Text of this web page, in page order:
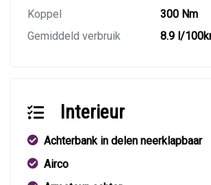
Koppel
300 Nm
Gemiddeld verbruik
8.9 l/
Interieur
Achterbank in delen neerklapbaar
Airco